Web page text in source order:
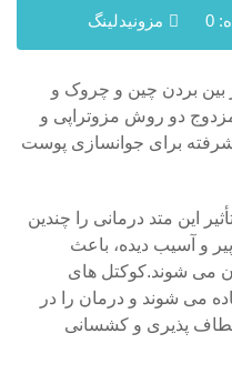
0 مزونیدلینگ
بین بردن چین و چروک و
دو روش مزوتراپی و
برای جوانسازی پوست
این متد درمانی را چندین
و آسیب دیده، باعث
می شوند.کوکتل های
می شوند و درمان را در
پذیری و کشسانی